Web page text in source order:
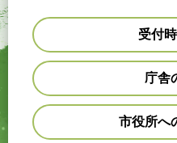
受付
庁舎
市役所へ